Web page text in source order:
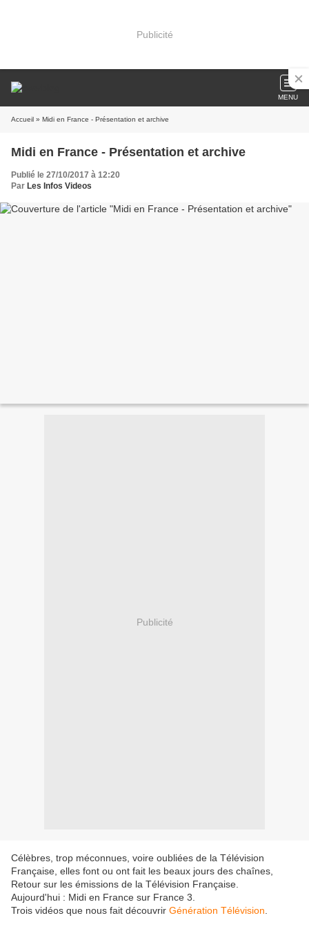
Publicité
MENU
Accueil » Midi en France - Présentation et archive
Midi en France - Présentation et archive
Publié le 27/10/2017 à 12:20
Par Les Infos Videos
Publicité
Célèbres, trop méconnues, voire oubliées de la Télévision
Française, elles font ou ont fait les beaux jours des chaînes,
Retour sur les émissions de la Télévision Française.
Aujourd'hui : Midi en France sur France 3.
Trois vidéos que nous fait découvrir Génération Télévision